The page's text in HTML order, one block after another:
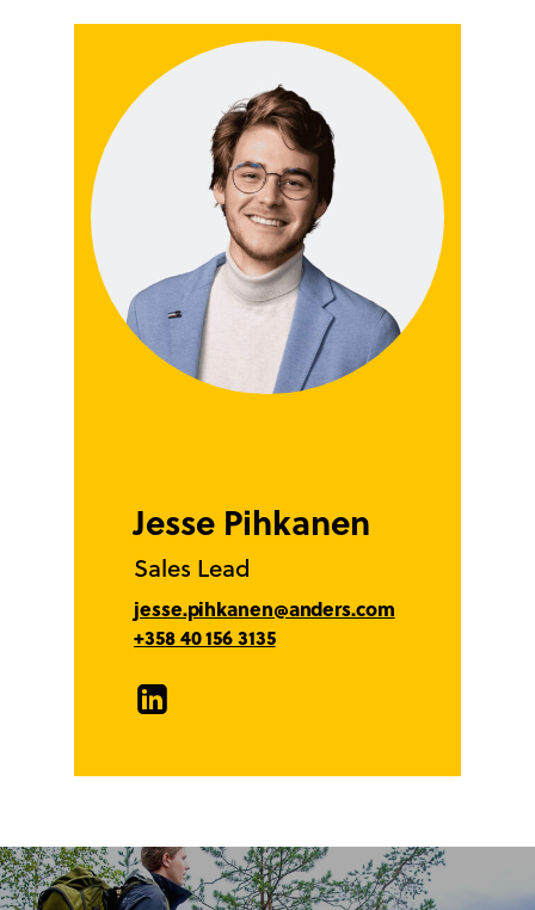
Jesse Pihkanen
Sales Lead
jesse.pihkanen@anders.com
+358 40 156 3135
LinkedIn